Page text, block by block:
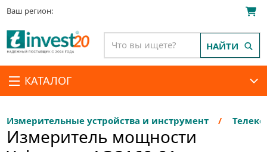
Ваш регион:
КАТАЛОГ
НАЙТИ
Измерительные устройства и инструмент
Измеритель мощности